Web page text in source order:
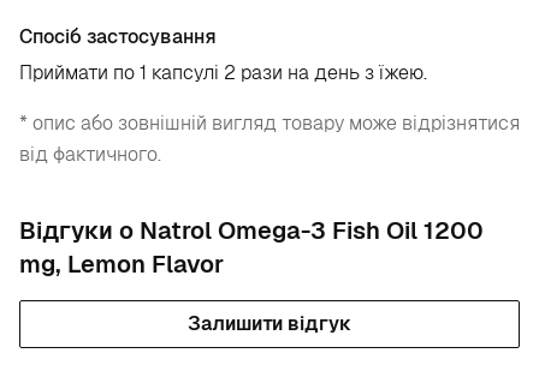
Спосіб застосування
Приймати по 1 капсулі 2 рази на день з їжею.
* опис або зовнішній вигляд товару може відрізнятися
від фактичного.
Відгуки о Natrol Omega-3 Fish Oil 1200
mg, Lemon Flavor
Залишити відгук